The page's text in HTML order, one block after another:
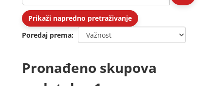
Prikaži napredno pretraživanje
Poredaj prema
Pronađeno skupova